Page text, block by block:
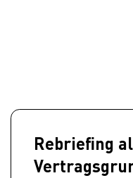
Rebriefing